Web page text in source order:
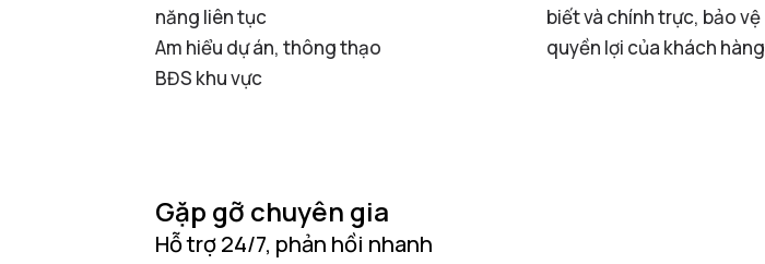
năng liên tục
Am hiểu dự án, thông thạo
BĐS khu vực
biết và chính trực, bảo vệ
quyền lợi của khách hàng
Gặp gỡ chuyên gia
Hỗ trợ 24/7, phản hồi nhanh